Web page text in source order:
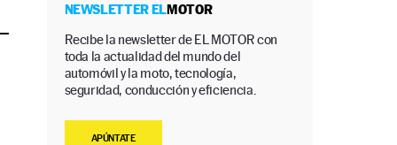
NEWSLETTER ELMOTOR
Recibe la newsletter de EL MOTOR con
toda la actualidad del mundo del
automóvil y la moto, tecnología,
seguridad, conducción y eficiencia.
APÚNTATE